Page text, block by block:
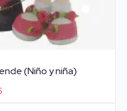
(Niño y niña)